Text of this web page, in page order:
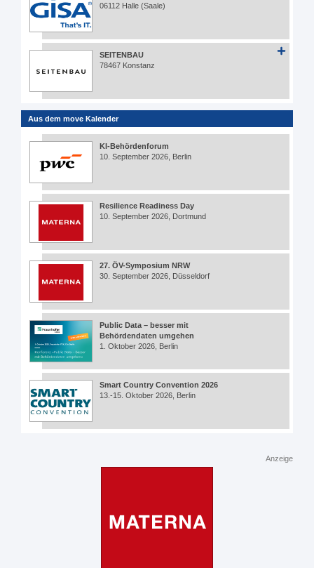
06112 Halle (Saale)
SEITENBAU
78467 Konstanz
Aus dem move Kalender
KI-Behördenforum
10. September 2026, Berlin
Resilience Readiness Day
10. September 2026, Dortmund
27. ÖV-Symposium NRW
30. September 2026, Düsseldorf
Public Data – besser mit
Behördendaten umgehen
1. Oktober 2026, Berlin
Smart Country Convention 2026
13.-15. Oktober 2026, Berlin
Anzeige